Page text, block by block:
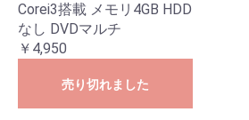
Corei3搭載 メモリ4GB HDD
なし DVDマルチ
￥4,950
売り切れました